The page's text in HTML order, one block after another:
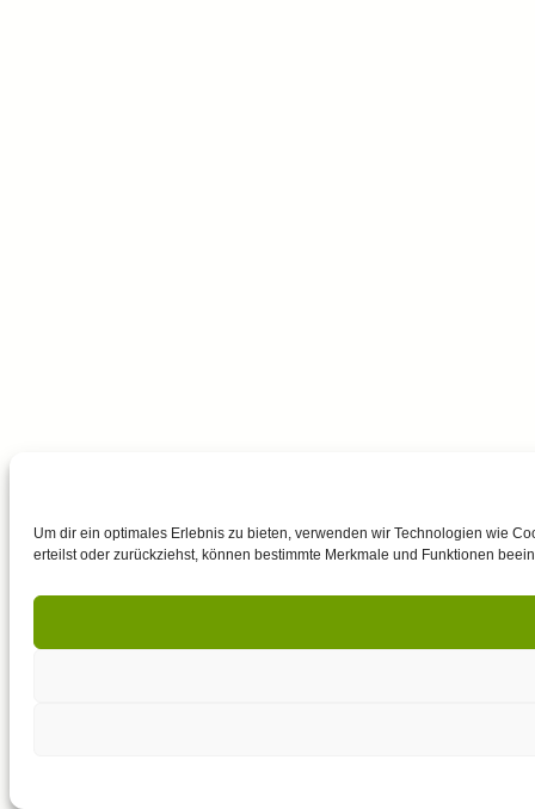
Um dir ein optimales Erlebnis zu bieten, verwenden wir Technologien wie
erteilst oder zurückziehst, können bestimmte Merkmale und Funktionen